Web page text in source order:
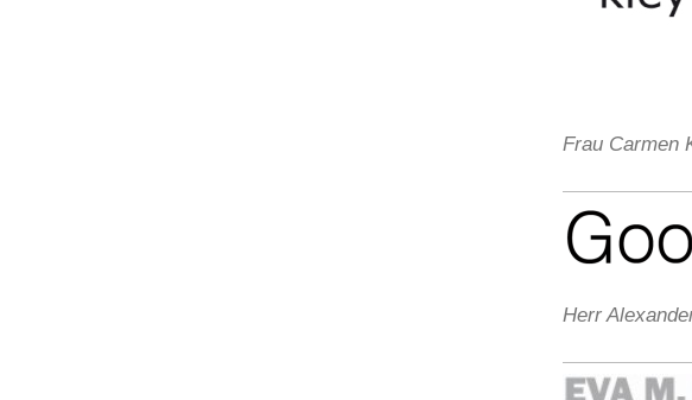
Frau Carmen
Herr